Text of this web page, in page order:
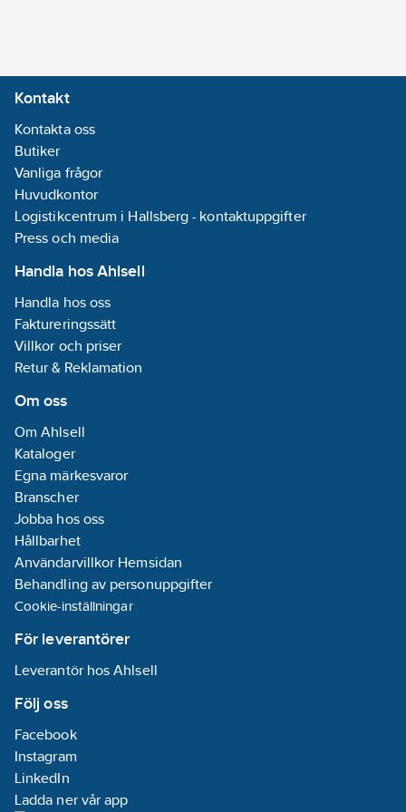
Kontakt
Kontakta oss
Butiker
Vanliga frågor
Huvudkontor
Logistikcentrum i Hallsberg - kontaktuppgifter
Press och media
Handla hos Ahlsell
Handla hos oss
Faktureringssätt
Villkor och priser
Retur & Reklamation
Om oss
Om Ahlsell
Kataloger
Egna märkesvaror
Branscher
Jobba hos oss
Hållbarhet
Användarvillkor Hemsidan
Behandling av personuppgifter
Cookie-inställningar
För leverantörer
Leverantör hos Ahlsell
Följ oss
Facebook
Instagram
LinkedIn
Ladda ner vår app